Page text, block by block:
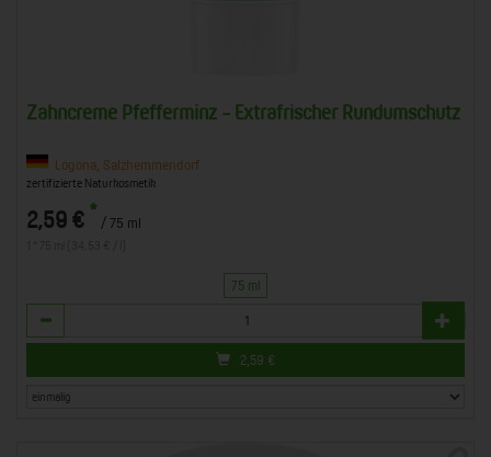
Zahncreme Pfefferminz - Extrafrischer Rundumschutz
Logona, Salzhemmendorf
zertifizierte Naturkosmetik
2,59 € * / 75 ml
75 ml
Anzahl
2,59 €